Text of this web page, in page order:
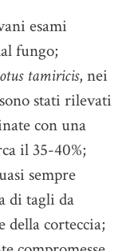
esami
fungo;
tamiricis, nei
stati rilevati
con una
il 35-40%;
sempre
di tagli da
corteccia;